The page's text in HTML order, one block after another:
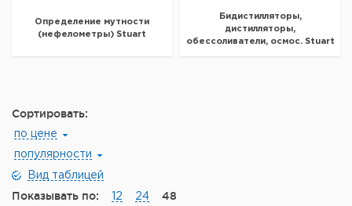
Определение мутности
(нефелометры) Stuart
Бидистилляторы,
дистилляторы,
обессоливатели, осмос. Stuart
Сортировать:
по цене
популярности
Вид таблицей
Показывать по: 12 24 48